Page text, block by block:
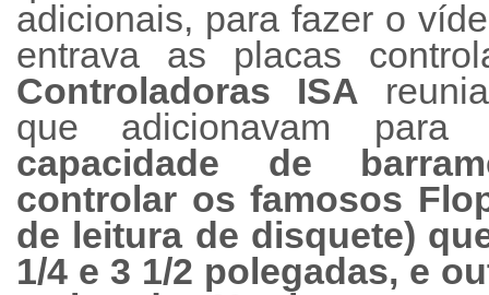
adicionais, para fazer o
entrava as placas
Controladoras ISA
que adicionavam
capacidade de
controlar os famosos
de leitura de disquete)
1/4 e 3 1/2 polegadas, e